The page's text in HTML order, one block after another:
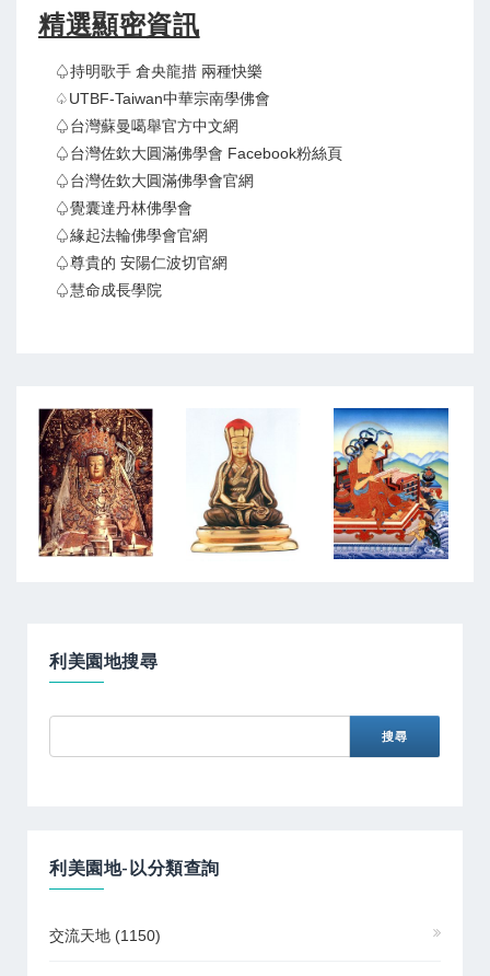
精選顯密資訊
♤持明歌手 倉央龍措 兩種快樂
♤UTBF-Taiwan中華宗南學佛會
♤台灣蘇曼噶舉官方中文網
♤台灣佐欽大圓滿佛學會 Facebook粉絲頁
♤台灣佐欽大圓滿佛學會官網
♤覺囊達丹林佛學會
♤緣起法輪佛學會官網
♤尊貴的 安陽仁波切官網
♤慧命成長學院
利美園地搜尋
利美園地-以分類查詢
交流天地 (1150)